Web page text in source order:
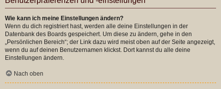
Wie kann ich meine Einstellungen ändern?
Wenn du dich registriert hast, werden alle deine Einstellungen in der
Datenbank des Boards gespeichert. Um diese zu ändern, gehe in den
„Persönlichen Bereich“; der Link dazu wird meist oben auf der Seite angezeigt,
wenn du auf deinen Benutzernamen klickst. Dort kannst du alle deine
Einstellungen ändern.
Nach oben